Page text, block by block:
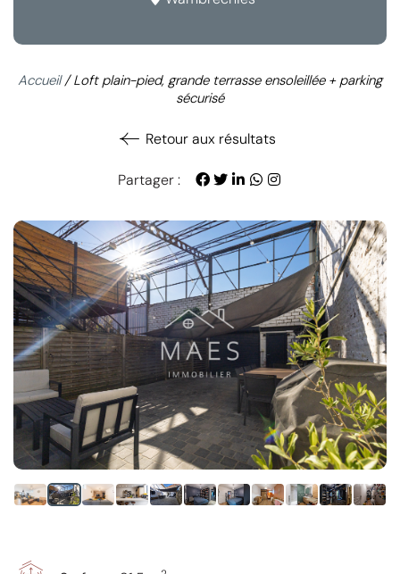
Accueil/Loft plain-pied, grande terrasse ensoleillée + parking
sécurisé
Retour aux résultats
Partager :